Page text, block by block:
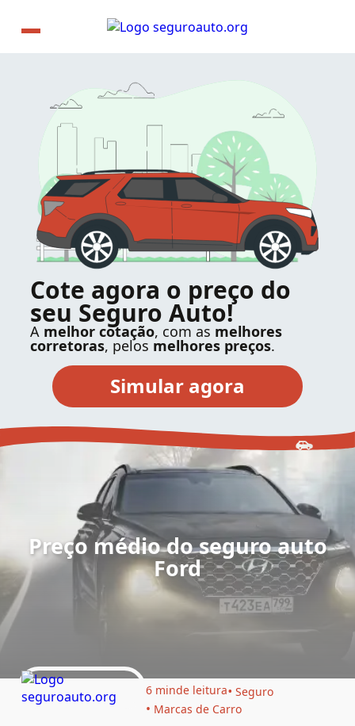
Cote agora o preço do
seu Seguro Auto!
A melhor cotação, com as melhores
corretoras, pelos melhores preços.
Preço médio do seguro auto
Ford
6 minde leitura Seguro
Marcas de Carro